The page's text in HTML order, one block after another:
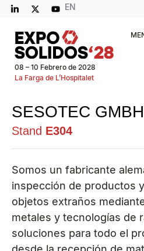
EN
08 – 10 Febrero de 2028
La Farga de L’Hospitalet
SESOTEC GMBH
Stand E304
Somos un fabricante
inspección de productos
objetos extraños
metales y tecnologías de
soluciones para todo el